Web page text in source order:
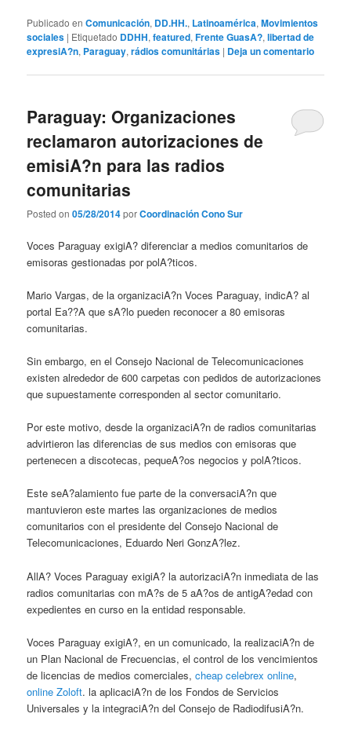
Publicado en Comunicación, DD.HH., Latinoamérica,Movimientos
sociales | Etiquetado DDHH,featured,Frente GuasA?,libertad de
expresiA?n, Paraguay,rádios comunitárias | Deja un comentario
Paraguay: Organizaciones
reclamaron autorizaciones de
emisiA?n para las radios
comunitarias
Posted on05/28/2014porCoordinación Cono Sur
Voces Paraguay exigiA? diferenciar a medios comunitarios de
emisoras gestionadas por polA?ticos.
Mario Vargas, de la organizaciA?n Voces Paraguay, indicA? al
portal Ea??A que sA?lo pueden reconocer a 80 emisoras
comunitarias.
Sin embargo, en el Consejo Nacional de Telecomunicaciones
existen alrededor de 600 carpetas con pedidos de autorizaciones
que supuestamente corresponden al sector comunitario.
Por este motivo, desde la organizaciA?n de radios comunitarias
advirtieron las diferencias de sus medios con emisoras que
pertenecen a discotecas, pequeA?os negocios y polA?ticos.
Este seA?alamiento fue parte de la conversaciA?n que
mantuvieron este martes las organizaciones de medios
comunitarios con el presidente del Consejo Nacional de
Telecomunicaciones, Eduardo Neri GonzA?lez.
AllA? Voces Paraguay exigiA? la autorizaciA?n inmediata de las
radios comunitarias con mA?s de 5 aA?os de antigA?edad con
expedientes en curso en la entidad responsable.
Voces Paraguay exigiA?, en un comunicado, la realizaciA?n de
un Plan Nacional de Frecuencias, el control de los vencimientos
de licencias de medios comerciales,cheap celebrex online,
online Zoloft. la aplicaciA?n de los Fondos de Servicios
Universales y la integraciA?n del Consejo de RadiodifusiA?n.